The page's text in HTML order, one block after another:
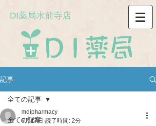
DI薬局水前寺店
記事
全ての記事
全ての記事
mdipharmacy
6月17日 読了時間: 2分